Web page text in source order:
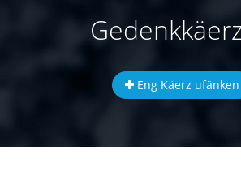
Eng Käerz ufänken